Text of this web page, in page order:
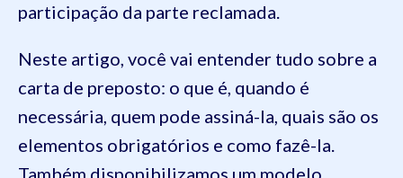
participação da parte reclamada.
Neste artigo, você vai entender tudo sobre a
carta de preposto: o que é, quando é
necessária, quem pode assiná-la, quais são os
elementos obrigatórios e como fazê-la.
Também disponibilizamos um modelo